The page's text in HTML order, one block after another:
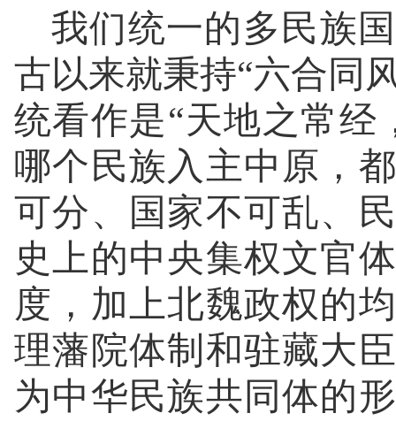
我们统一的多民族
古以来就秉持“六合同
统看作是“天地之常经
哪个民族入主中原，
可分、国家不可乱、
史上的中央集权文官
度，加上北魏政权的
理藩院体制和驻藏大
为中华民族共同体的